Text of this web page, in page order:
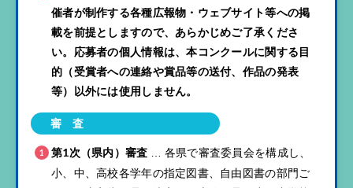
催者が制作する各種広報物・ウェブサイト等への掲
載を前提としますので、あらかじめご了承くださ
い。応募者の個人情報は、本コンクールに関する目
的（受賞者への連絡や賞品等の送付、作品の発表
等）以外には使用しません。
審 査
第1次（県内）審査
各県で審査委員会を構成し、
小、中、高校各学年の指定図書、自由図書の部門ご